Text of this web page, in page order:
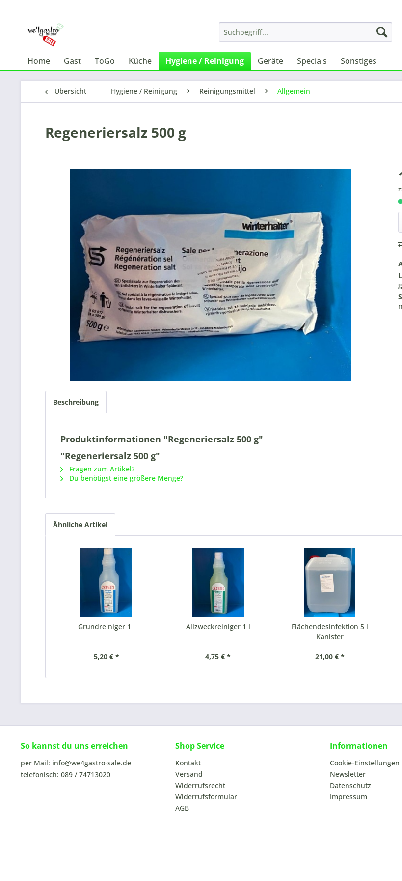
Home Gast ToGo Küche Hygiene / Reinigung Geräte Specials Sonstiges
Übersicht Hygiene / Reinigung Reinigungsmittel Allgemein
Regeneriersalz 500 g
Beschreibung
Produktinformationen "Regeneriersalz 500 g"
"Regeneriersalz 500 g"
Fragen zum Artikel?
Du benötigst eine größere Menge?
Ähnliche Artikel
Grundreiniger 1 l
5,20 € *
Allzweckreiniger 1 l
4,75 € *
Flächendesinfektion 5 l
Kanister
21,00 € *
So kannst du uns erreichen
per Mail: info@we4gastro-sale.de
telefonisch: 089 / 74713020
Shop Service
Kontakt
Versand
Widerrufsrecht
Widerrufsformular
AGB
Informationen
Cookie-Einstellungen
Newsletter
Datenschutz
Impressum